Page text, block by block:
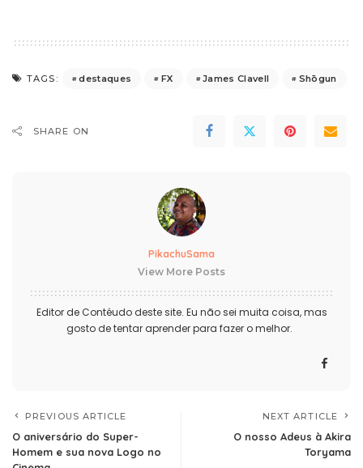
TAGS: destaques FX James Clavell Shōgun
SHARE ON
PikachuSama
View More Posts
Editor de Contéudo deste site. Eu não sei muita coisa, mas
gosto de tentar aprender para fazer o melhor.
PREVIOUS ARTICLE
O aniversário do Super-
Homem e sua nova Logo no
NEXT ARTICLE
O nosso Adeus à Akira
Toryama